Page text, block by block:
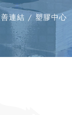
連結 / 塑膠中心